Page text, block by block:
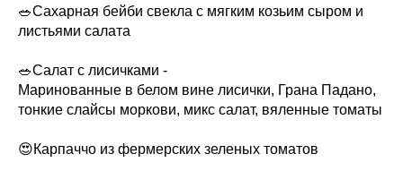
🥗Сахарная бейби свекла с мягким козьим сыром и
листьями салата
🥗Салат с лисичками -
Маринованные в белом вине лисички, Грана Падано,
тонкие слайсы моркови, микс салат, вяленные томаты
😍Карпаччо из фермерских зеленых томатов